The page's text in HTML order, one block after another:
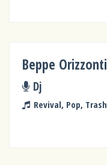
Beppe Orizzonti
Dj
Revival, Pop, Trash